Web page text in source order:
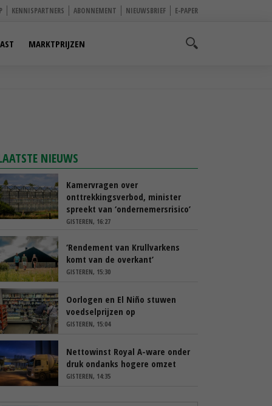
KENNISPARTNERS ABONNEMENT NIEUWSBRIEF E-PAPER
MARKTPRIJZEN
NIEUWS
Kamervragen over
onttrekkingsverbod, minister
spreekt van ‘ondernemersrisico’
GISTEREN, 16:27
‘Rendement van Krullvarkens
komt van de overkant’
GISTEREN, 15:30
Oorlogen en El Niño stuwen
voedselprijzen op
GISTEREN, 15:04
Nettowinst Royal A-ware onder
druk ondanks hogere omzet
GISTEREN, 14:35